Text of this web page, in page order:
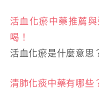
活血化瘀中藥推薦
喝！
活血化瘀是什麼意思
清肺化痰中藥有哪些